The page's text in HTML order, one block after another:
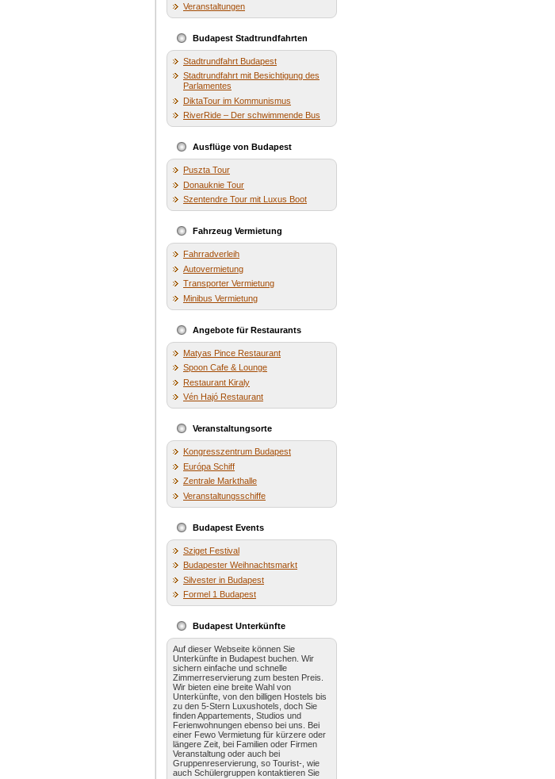
Veranstaltungen
Budapest Stadtrundfahrten
Stadtrundfahrt Budapest
Stadtrundfahrt mit Besichtigung des
Parlamentes
DiktaTour im Kommunismus
RiverRide – Der schwimmende Bus
Ausflüge von Budapest
Puszta Tour
Donauknie Tour
Szentendre Tour mit Luxus Boot
Fahrzeug Vermietung
Fahrradverleih
Autovermietung
Transporter Vermietung
Minibus Vermietung
Angebote für Restaurants
Matyas Pince Restaurant
Spoon Cafe & Lounge
Restaurant Kiraly
Vén Hajó Restaurant
Veranstaltungsorte
Kongresszentrum Budapest
Európa Schiff
Zentrale Markthalle
Veranstaltungsschiffe
Budapest Events
Sziget Festival
Budapester Weihnachtsmarkt
Silvester in Budapest
Formel 1 Budapest
Budapest Unterkünfte
Auf dieser Webseite können Sie
Unterkünfte in Budapest buchen. Wir
sichern einfache und schnelle
Zimmerreservierung zum besten Preis.
Wir bieten eine breite Wahl von
Unterkünfte, von den billigen Hostels bis
zu den 5-Stern Luxushotels, doch Sie
finden Appartements, Studios und
Ferienwohnungen ebenso bei uns. Bei
einer Fewo Vermietung für kürzere oder
längere Zeit, bei Familien oder Firmen
Veranstaltung oder auch bei
Gruppenreservierung, so Tourist-, wie
auch Schülergruppen kontaktieren Sie